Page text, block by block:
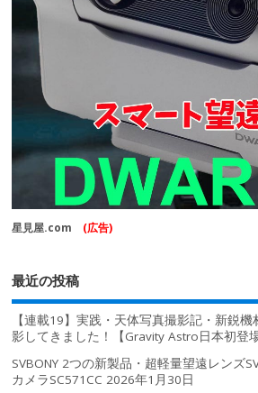
星見屋.com (広告)
最近の投稿
【連載19】実践・天体写真撮影記・新鋭
影してきました！【Gravity Astro日本初登場
SVBONY 2つの新製品・超軽量望遠レンズ
カメラSC571CC 2026年1月30日